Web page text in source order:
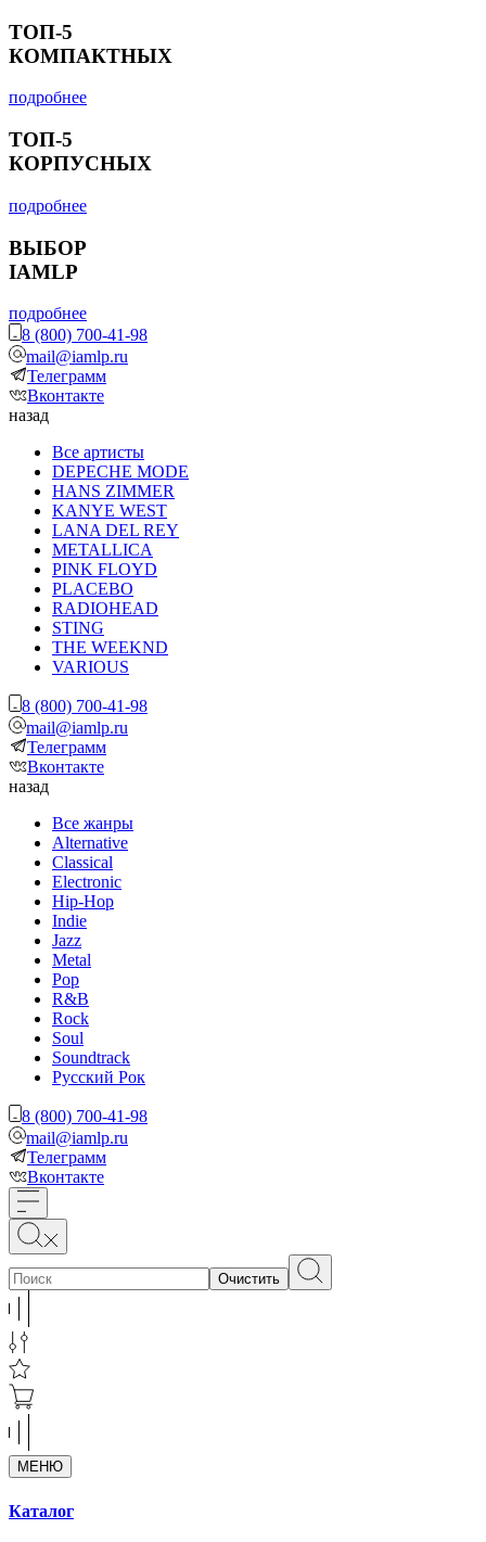
ТОП-5
КОМПАКТНЫХ
подробнее
ТОП-5
КОРПУСНЫХ
подробнее
ВЫБОР
IAMLP
подробнее
8 (800) 700-41-98
mail@iamlp.ru
Телеграмм
Вконтакте
назад
Все артисты
DEPECHE MODE
HANS ZIMMER
KANYE WEST
LANA DEL REY
METALLICA
PINK FLOYD
PLACEBO
RADIOHEAD
STING
THE WEEKND
VARIOUS
8 (800) 700-41-98
mail@iamlp.ru
Телеграмм
Вконтакте
назад
Все жанры
Alternative
Classical
Electronic
Hip-Hop
Indie
Jazz
Metal
Pop
R&B
Rock
Soul
Soundtrack
Русский Рок
8 (800) 700-41-98
mail@iamlp.ru
Телеграмм
Вконтакте
Очистить
МЕНЮ
Каталог